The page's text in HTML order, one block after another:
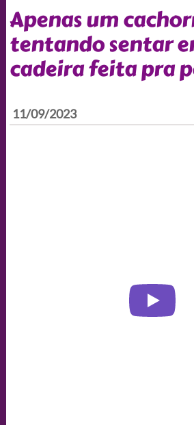
Apenas um
tentando sentar
cadeira feita pra
11/09/2023